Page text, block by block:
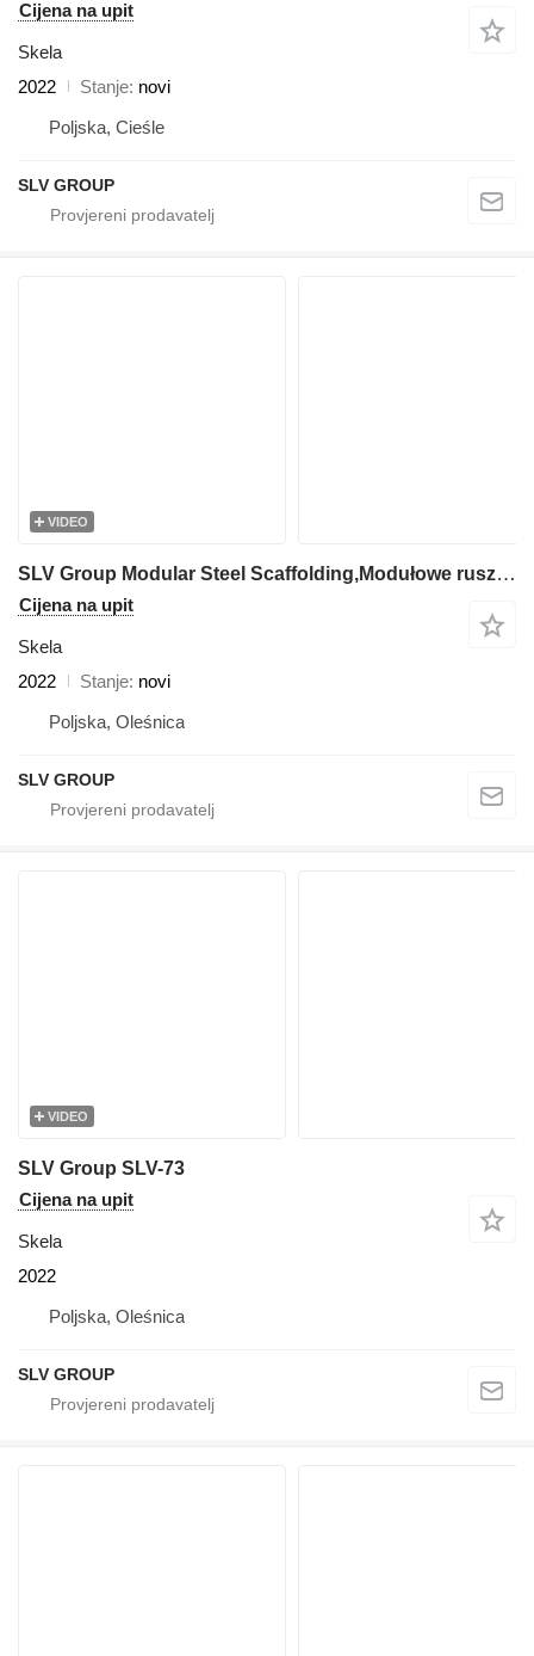
Cijena na upit
Skela
2022
Stanje novi
Poljska, Cieśle
SLV GROUP
VIDEO
SLV Group Modular Steel Scaffolding,Modułowe rusztowanie stalowe, Modulini
Cijena na upit
Skela
2022
Stanje novi
Poljska, Oleśnica
SLV GROUP
VIDEO
SLV Group SLV-73
Cijena na upit
Skela
2022
Poljska, Oleśnica
SLV GROUP